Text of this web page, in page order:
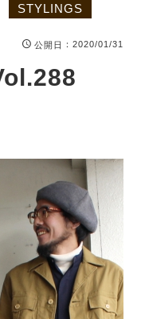
STYLINGS
公開日 ：2020/01/31